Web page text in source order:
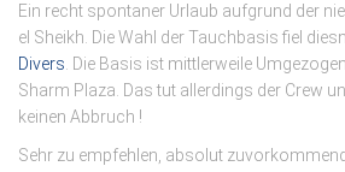
Ein recht spontaner Urlaub aufgrund der
el Sheikh. Die Wahl der Tauchbasis fiel
Divers. Die Basis ist mittlerweile
Sharm Plaza. Das tut allerdings der Crew
keinen Abbruch !
Sehr zu empfehlen, absolut zuvorkommend